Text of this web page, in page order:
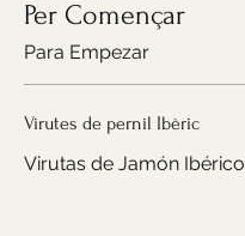
Per Començar
Para Empezar
Virutes de pernil Ibèric
Virutas de Jamón Ibérico